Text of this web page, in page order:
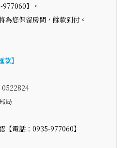
】。
為您保留房間，餘款到付。
】
0522824
局
【電話：0935-977060】